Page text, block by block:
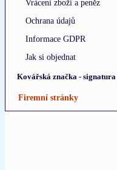
Vrácení zboží a peněz
Ochrana údajů
Informace GDPR
Jak si objednat
Kovářská značka - signatura
Firemní stránky